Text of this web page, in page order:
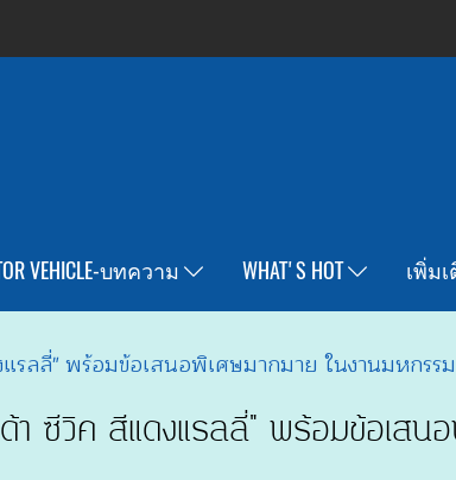
VEHICLE-บทความ WHAT'S HOT เพิ่ม
รลลี่" พร้อมข้อเสนอพิเศษมากมาย ในงานมหกร
า ซีวิค สีแดงแรลลี่" พร้อมข้อเสน